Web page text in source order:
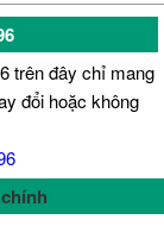
trên đây chỉ mang
đổi hoặc không